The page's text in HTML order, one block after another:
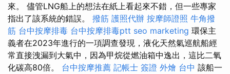
來。 儘管LNG船上的想法在紙上看起來不錯，但一些專家
指出了該系統的錯誤。 撥筋 護照代辦 按摩師證照 牛角撥
筋 台中按摩排毒 台中按摩排毒ptt seo marketing 環保主
義者在2023年進行的一項調查發現，液化天然氣巡航船經
常直接洩漏到大氣中，因為甲烷從燃油箱中逸出，這比二氧
化碳高80倍。 台中按摩推薦 記帳士 簽證 外燴 台中 該船一